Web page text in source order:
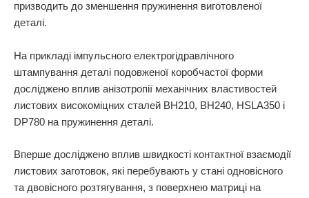
призводить до зменшення пружинення виготовленої
деталі.
На прикладі імпульсного електрогідравлічного
штампування деталі подовженої коробчастої форми
досліджено вплив анізотропії механічних властивостей
листових високоміцних сталей ВН210, ВН240, HSLA350 і
DP780 на пружинення деталі.
Вперше досліджено вплив швидкості контактної взаємодії
листових заготовок, які перебувають у стані одновісного
та двовісного розтягування, з поверхнею матриці на